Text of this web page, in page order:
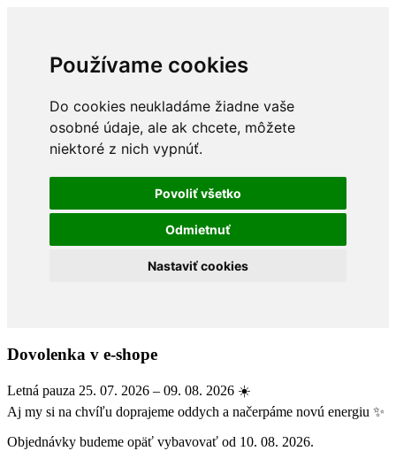
Používame cookies
Do cookies neukladáme žiadne vaše
osobné údaje, ale ak chcete, môžete
niektoré z nich vypnúť.
Povoliť všetko
Odmietnuť
Nastaviť cookies
Dovolenka v e-shope
Letná pauza 25. 07. 2026 – 09. 08. 2026 ☀️
Aj my si na chvíľu doprajeme oddych a načerpáme novú energiu ✨
Objednávky budeme opäť vybavovať od 10. 08. 2026.